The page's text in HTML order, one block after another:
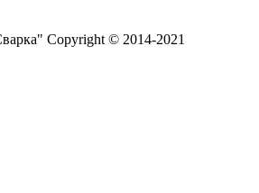
Copyright © 2014-2021